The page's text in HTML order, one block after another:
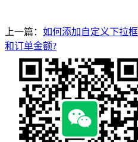
上一篇： 如何添加自定义下拉框
和订单金额?